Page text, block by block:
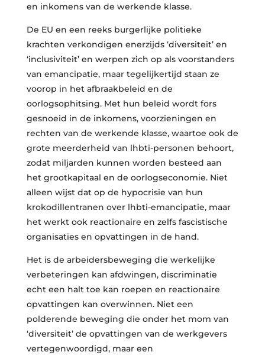
en inkomens van de werkende klasse.
De EU en een reeks burgerlijke politieke
krachten verkondigen enerzijds ‘diversiteit’ en
‘inclusiviteit’ en werpen zich op als voorstanders
van emancipatie, maar tegelijkertijd staan ze
voorop in het afbraakbeleid en de
oorlogsophitsing. Met hun beleid wordt fors
gesnoeid in de inkomens, voorzieningen en
rechten van de werkende klasse, waartoe ook de
grote meerderheid van lhbti-personen behoort,
zodat miljarden kunnen worden besteed aan
het grootkapitaal en de oorlogseconomie. Niet
alleen wijst dat op de hypocrisie van hun
krokodillentranen over lhbti-emancipatie, maar
het werkt ook reactionaire en zelfs fascistische
organisaties en opvattingen in de hand.
Het is de arbeidersbeweging die werkelijke
verbeteringen kan afdwingen, discriminatie
echt een halt toe kan roepen en reactionaire
opvattingen kan overwinnen. Niet een
polderende beweging die onder het mom van
‘diversiteit’ de opvattingen van de werkgevers
vertegenwoordigd, maar een